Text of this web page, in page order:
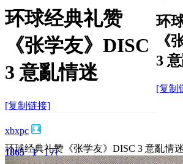
环球经典礼赞
《张学友》DISC
3 意亂情迷
[复制链接]
环
《
3
[复制
xbxpc
1865 1 1万
环球经典礼赞《张学友》DISC 3 意亂情迷